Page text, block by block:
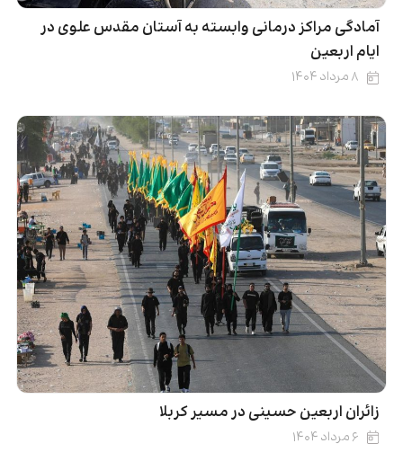
آمادگی‌ مراکز درمانی وابسته به آستان مقدس علوی در
ایام اربعین
۸ مرداد ۱۴۰۴
زائران اربعین حسینی در مسیر کربلا
۶ مرداد ۱۴۰۴